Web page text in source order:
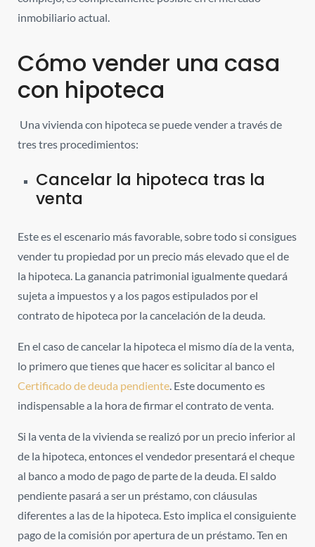
inmobiliario actual.
Cómo vender una casa
con hipoteca
Una vivienda con hipoteca se puede vender a través de
tres tres procedimientos:
Cancelar la hipoteca tras la
venta
Este es el escenario más favorable, sobre todo si consigues
vender tu propiedad por un precio más elevado que el de
la hipoteca. La ganancia patrimonial igualmente quedará
sujeta a impuestos y a los pagos estipulados por el
contrato de hipoteca por la cancelación de la deuda.
En el caso de cancelar la hipoteca el mismo día de la venta,
lo primero que tienes que hacer es solicitar al banco el
Certificado de deuda pendiente. Este documento es
indispensable a la hora de firmar el contrato de venta.
Si la venta de la vivienda se realizó por un precio inferior al
de la hipoteca, entonces el vendedor presentará el cheque
al banco a modo de pago de parte de la deuda. El saldo
pendiente pasará a ser un préstamo, con cláusulas
diferentes a las de la hipoteca. Esto implica el consiguiente
pago de la comisión por apertura de un préstamo. Ten en